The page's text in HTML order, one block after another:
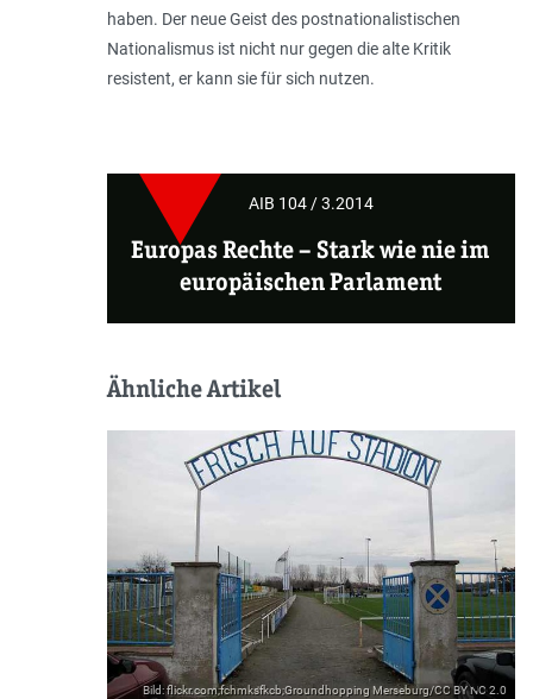
haben. Der neue Geist des postnationalistischen
Nationalismus ist nicht nur gegen die alte Kritik
resistent, er kann sie für sich nutzen.
AIB 104 / 3.2014
Europas Rechte– Stark wie nie im
europäischen Parlament
Ähnliche Artikel
Bild: flickr.com;fchmksfkcb;Groundhopping Merseburg/CC BY NC 2.0